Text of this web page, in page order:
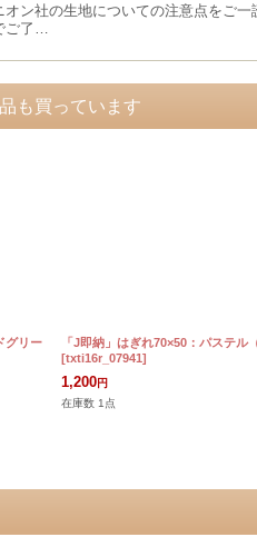
オン社の生地についての注意点をご
ご了…
も買っています
グリー
「J即納」はぎれ70×50：パステル
[txti16r_07941]
1,200円
在庫数 1点